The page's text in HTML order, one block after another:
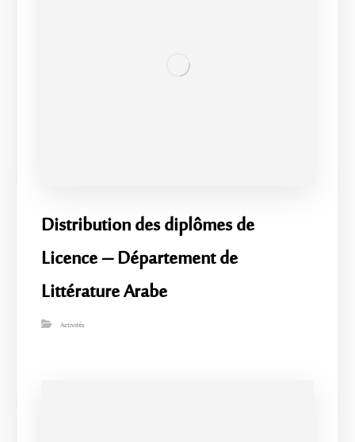
​Distribution des diplômes de
Licence – Département de
Littérature Arabe
Activités